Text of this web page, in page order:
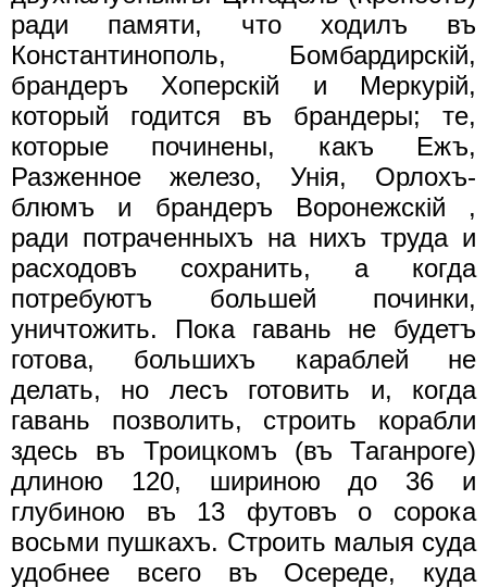
ради памяти, что ходилъ въ
Константинополь, Бомбардирскiй,
брандеръ Хоперскiй и Меркурiй,
который годится въ брандеры; те,
которые починены, какъ Ежъ,
Разженное железо, Унiя, Орлохъ-
блюмъ и брандеръ Воронежскiй ,
ради потраченныхъ на нихъ труда и
расходовъ сохранить, а когда
потребуютъ большей починки,
уничтожить. Пока гавань не будетъ
готова, большихъ караблей не
делать, но лесъ готовить и, когда
гавань позволить, строить корабли
здесь въ Троицкомъ (въ Таганроге)
длиною 120, шириною до 36 и
глубиною въ 13 футовъ о сорока
восьми пушкахъ. Строить малыя суда
удобнее всего въ Осереде, куда